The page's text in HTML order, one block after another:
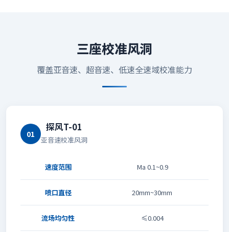
三座校准风洞
覆盖亚音速、超音速、低速全速域校准能力
01
探风T-01
亚音速校准风洞
速度范围 Ma 0.1~0.9
喷口直径 20mm~30mm
流场均匀性 ≤0.004